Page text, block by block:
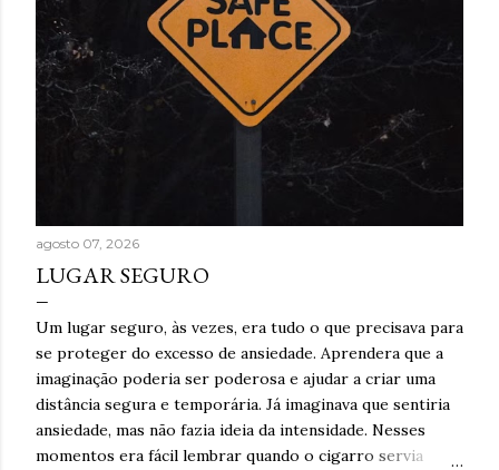
agosto 07, 2026
LUGAR SEGURO
Um lugar seguro, às vezes, era tudo o que precisava para
se proteger do excesso de ansiedade. Aprendera que a
imaginação poderia ser poderosa e ajudar a criar uma
distância segura e temporária. Já imaginava que sentiria
ansiedade, mas não fazia ideia da intensidade. Nesses
momentos era fácil lembrar quando o cigarro servia